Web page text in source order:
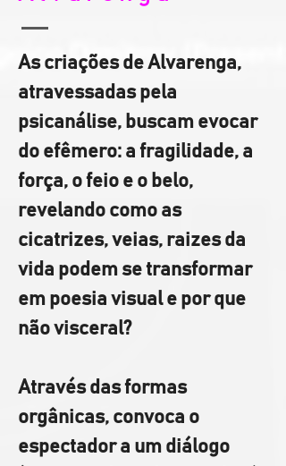
As criações de Alvarenga,
atravessadas pela
psicanálise, buscam evocar
do efêmero: a fragilidade, a
força, o feio e o belo,
revelando como as
cicatrizes, veias, raizes da
vida podem se transformar
em poesia visual e por que
não visceral?
Através das formas
orgânicas, convoca o
espectador a um diálogo